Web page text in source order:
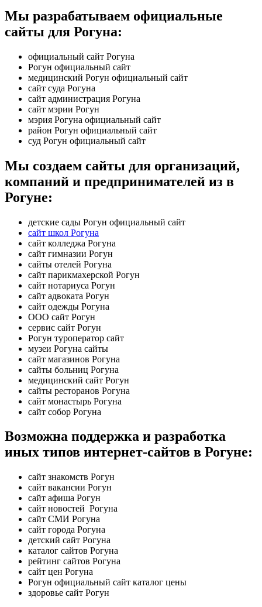
Мы разрабатываем официальные
сайты для Рогуна:
официальный сайт Рогуна
Рогун официальный сайт
медицинский Рогун официальный сайт
сайт суда Рогуна
сайт администрация Рогуна
сайт мэрии Рогун
мэрия Рогуна официальный сайт
район Рогун официальный сайт
суд Рогун официальный сайт
Мы создаем сайты для организаций,
компаний и предпринимателей из в
Рогуне:
детские сады Рогун официальный сайт
сайт школ Рогуна
сайт колледжа Рогуна
сайт гимназии Рогун
сайты отелей Рогуна
сайт парикмахерской Рогун
сайт нотариуса Рогун
сайт адвоката Рогун
сайт одежды Рогуна
ООО сайт Рогун
сервис сайт Рогун
Рогун туроператор сайт
музеи Рогуна сайты
сайт магазинов Рогуна
сайты больниц Рогуна
медицинский сайт Рогун
сайты ресторанов Рогуна
сайт монастырь Рогуна
сайт собор Рогуна
Возможна поддержка и разработка
иных типов интернет-сайтов в Рогуне:
сайт знакомств Рогун
сайт вакансии Рогун
сайт афиша Рогун
сайт новостей Рогуна
сайт СМИ Рогуна
сайт города Рогуна
детский сайт Рогуна
каталог сайтов Рогуна
рейтинг сайтов Рогуна
сайт цен Рогуна
Рогун официальный сайт каталог цены
здоровье сайт Рогун